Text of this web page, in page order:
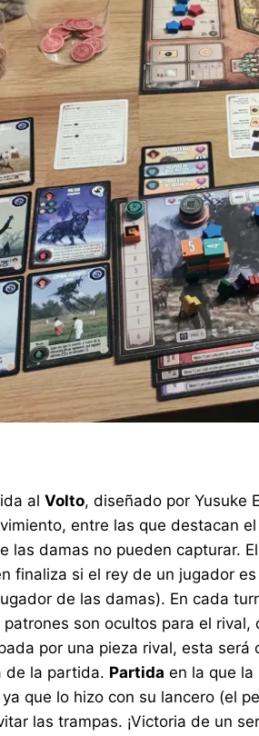
alVolto, diseñado por Yusuke
entre las que destacan
las damas no pueden capturar.
finaliza si el rey de un jugador
de las damas). En cada
son ocultos para el
por una pieza rival, esta
de la partida. Partida en la que
que lo hizo con su lancero (el
las trampas. ¡Victoria de un